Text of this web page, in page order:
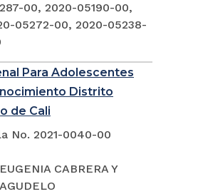
00, 2020-05190-00,
05272-00, 2020-05238-
Para Adolescentes
Distrito
de Cali
No. 2021-0040-00
CABRERA Y